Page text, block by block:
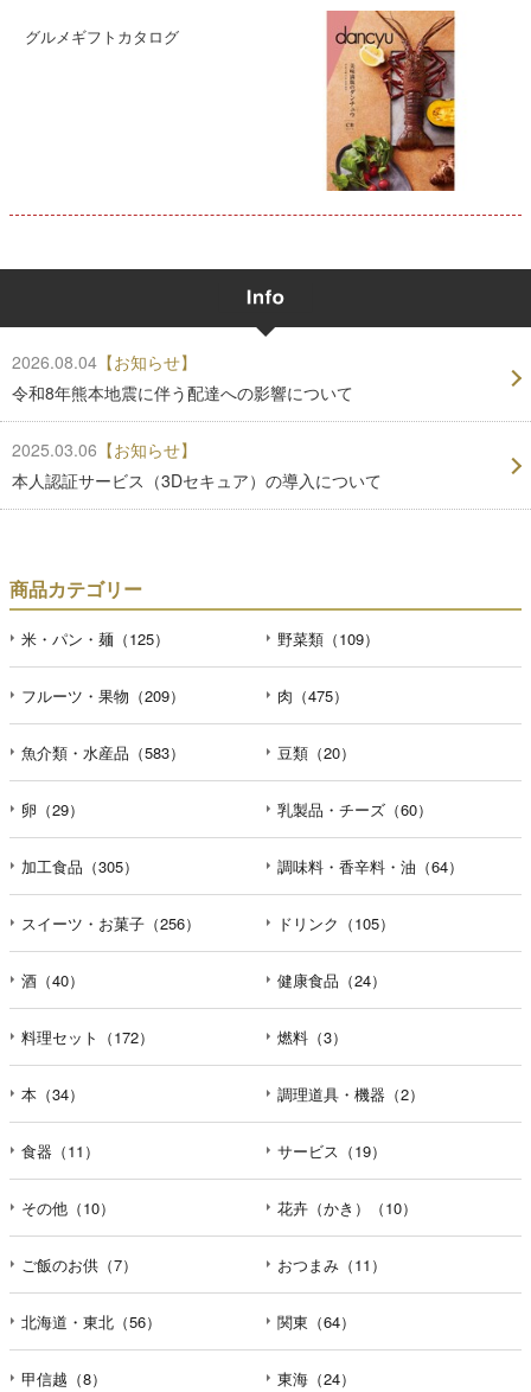
グルメギフトカタログ
2026.08.04 【お知らせ】
令和8年熊本地震に伴う配達への影響について
2025.03.06 【お知らせ】
本人認証サービス（3Dセキュア）の導入について
商品カテゴリー
米・パン・麺（125） 野菜類（109）
フルーツ・果物（209） 肉（475）
魚介類・水産品（583） 豆類（20）
卵（29） 乳製品・チーズ（60）
加工食品（305） 調味料・香辛料・油（64）
スイーツ・お菓子（256） ドリンク（105）
酒（40） 健康食品（24）
料理セット（172） 燃料（3）
本（34） 調理道具・機器（2）
食器（11） サービス（19）
その他（10） 花卉（かき）（10）
ご飯のお供（7） おつまみ（11）
北海道・東北（56） 関東（64）
甲信越（8） 東海（24）